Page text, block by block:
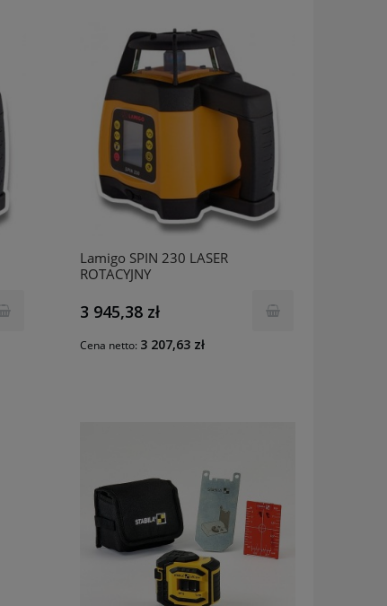
Lamigo SPIN 230 LASER
ROTACYJNY
3 945,38 zł
Cena netto: 3 207,63 zł